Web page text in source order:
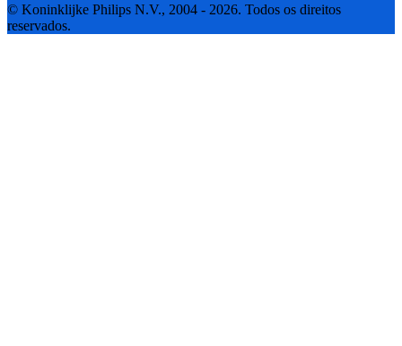
© Koninklijke Philips N.V., 2004 - 2026. Todos os direitos
reservados.